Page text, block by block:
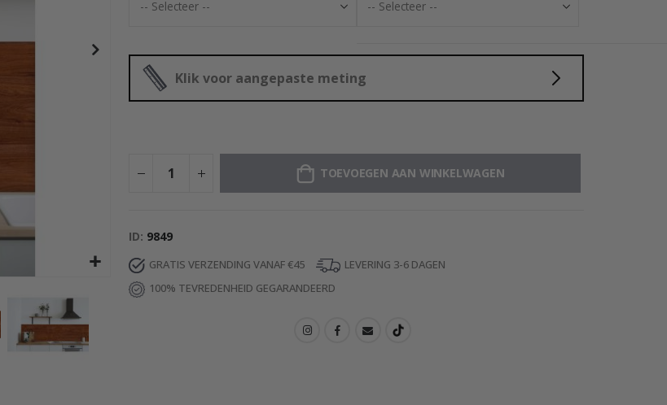
Klik voor aangepaste meting
TOEVOEGEN AAN WINKELWAGEN
ID 9849
GRATIS VERZENDING VANAF €45
LEVERING 3-6 DAGEN
100% TEVREDENHEID GEGARANDEERD